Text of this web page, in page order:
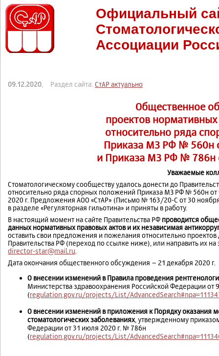
Официальный
Ассоциации
09.12.2020 , Раздел сайта: СтАР актуально
Общественное
проектов
относительно ряда
Приказа МЗ РФ № 560н
и Приказа МЗ РФ № 786н
Уважаемые
Стоматологическому сообществу удалось донести до
относительно ряда спорных положений Приказа МЗ РФ № 560н
2020 г. Предложения АОО «СтАР» (Письмо № 163/20-С от 30
в разделе «Регуляторная гильотина» и приняты в работу.
В настоящий момент на сайте Правительства РФ проводится
данных нормативных правовых актов и их независимая
оставить свои предложения и пожелания относительно
Правительства РФ (переход по ссылке ниже), или направить их
director-star@mail.ru
Дата окончания общественного обсуждения – 21 декабря 2020 г.
О внесении изменений в Правила проведения
Министерства здравоохранения Российской Федерации от
(regulation.gov.ru/projects/List/
О внесении изменений в приложения к Порядку
стоматологических заболеваниях , утвержденному
Федерации от 31 июля 2020 г. № 786н
(regulation.gov.ru/projects/List/